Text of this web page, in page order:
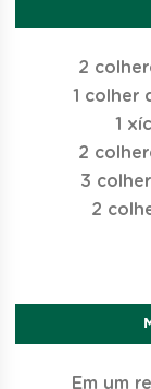
2
1 colher
1
2
3
2
Em um